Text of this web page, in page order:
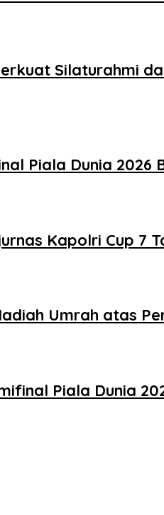
Silaturahmi
Piala Dunia 2026
Kapolri Cup 7
Umrah atas
Piala Dunia